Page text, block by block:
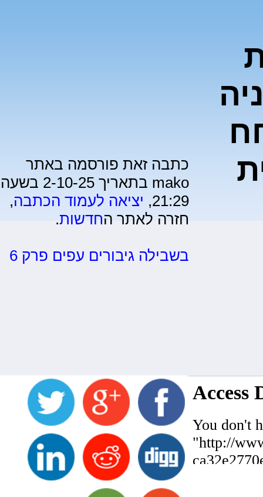
כתבה זאת פורסמה באתר
mako בתאריך 2-10-25 בשעה
21:29, יציאה לעמוד הכתבה,
חזרה לאתר החדשות.
בשבילה גיבורים עפים פרק 6